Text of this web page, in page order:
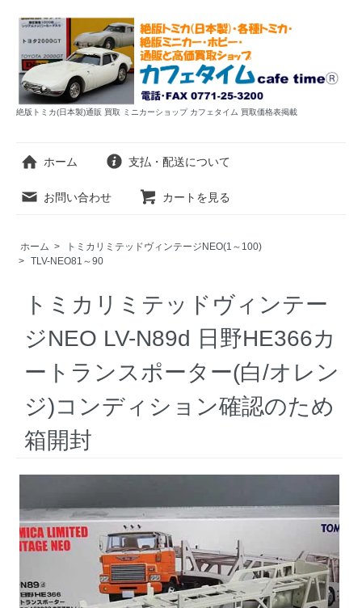
絶版トミカ(日本製)通販 買取 ミニカーショップ カフェタイム 買取価格表掲載
ホーム 支払・配送について
お問い合わせ カートを見る
ホーム >
トミカリミテッドヴィンテージNEO(1～100)
> TLV-NEO81～90
トミカリミテッドヴィンテー
ジNEO LV-N89d 日野HE366カ
ートランスポーター(白/オレン
ジ)コンディション確認のため
箱開封